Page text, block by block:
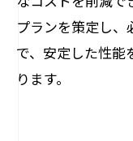
プランを策定し
で、安定した性能
ります。